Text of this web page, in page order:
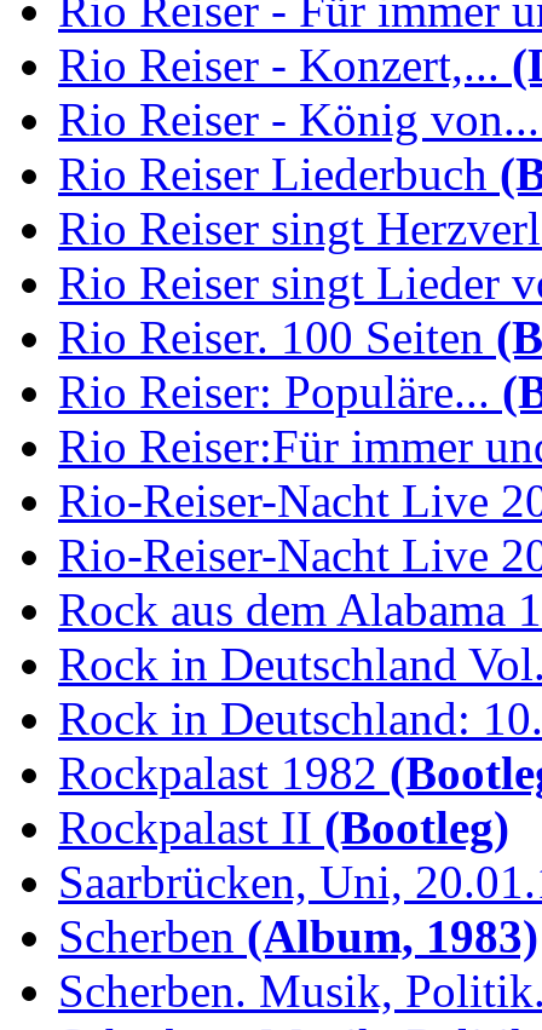
Rio Reiser - Konzert,...
Rio Reiser - König von...
Rio Reiser Liederbuch
Rio Reiser singt
Rio Reiser singt Lieder
Rio Reiser. 100 Seiten
Rio Reiser: Populäre...
Rio Reiser:Für immer
Rio-Reiser-Nacht Live
Rio-Reiser-Nacht Live
Rock aus dem Alabama
Rock in Deutschland
Rock in Deutschland:
Rockpalast 1982
Rockpalast II (Bootleg)
Saarbrücken, Uni,
Scherben (Album, 1983)
Scherben. Musik,